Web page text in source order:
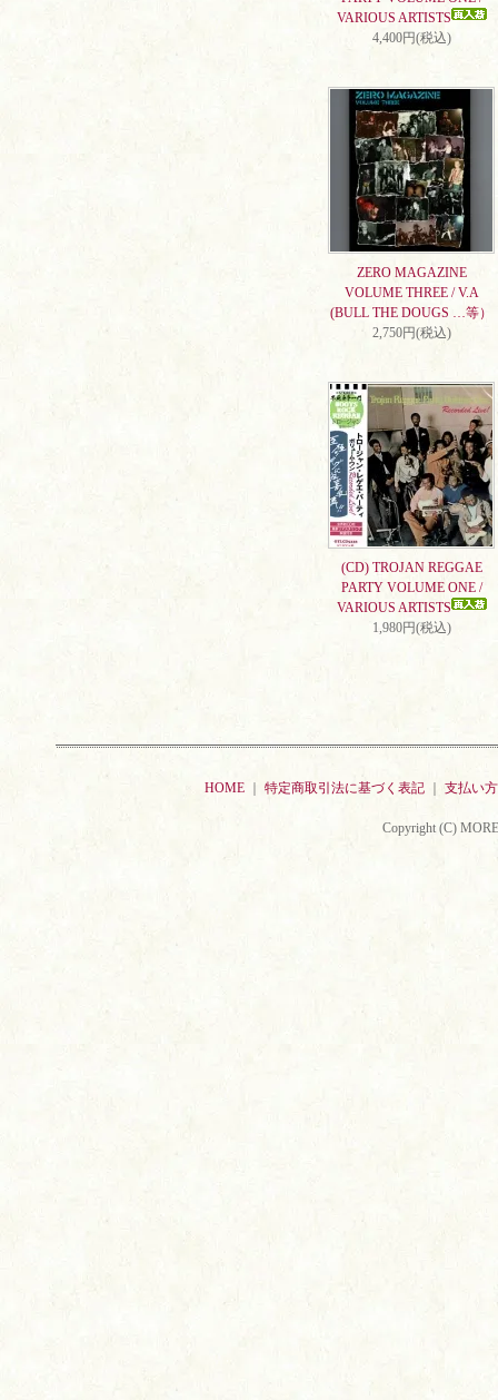
VARIOUS ARTISTS
4,400円(税込)
ZERO MAGAZINE
VOLUME THREE / V.A
(BULL THE DOUGS …等）
2,750円(税込)
(CD) TROJAN REGGAE
PARTY VOLUME ONE /
VARIOUS ARTISTS
1,980円(税込)
HOME 特定商取引法に基づく表記 支払い
Copyright (C)